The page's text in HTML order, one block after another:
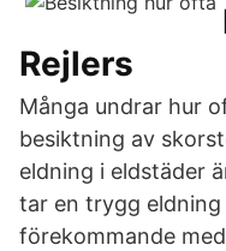
Rejlers
Många undrar hur
besiktning av
eldning i eldstäder
tar en trygg
förekommande